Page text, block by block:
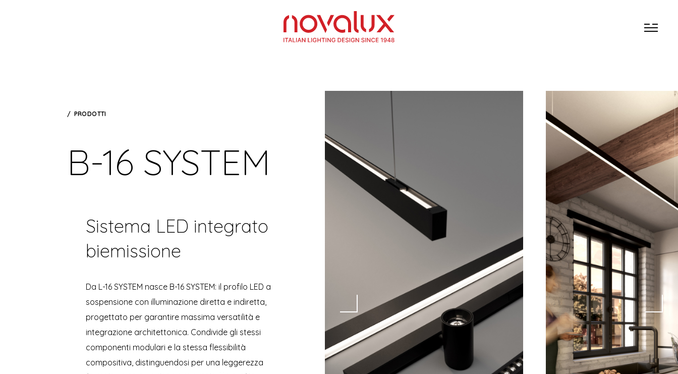
PRODOTTI
B-16 SYSTEM
Sistema LED integrato
biemissione
Da L-16 SYSTEM nasce B-16 SYSTEM: il profilo LED a
sospensione con illuminazione diretta e indiretta,
progettato per garantire massima versatilità e
integrazione architettonica. Condivide gli stessi
componenti modulari e la stessa flessibilità
compositiva, distinguendosi per una leggerezza